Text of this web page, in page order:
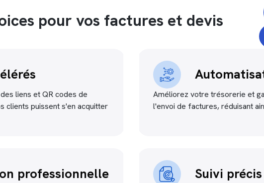
pour vos factures et devis
liens et QR codes de
clients puissent s'en acquitter
Améliorez votre trésorerie et
l'envoi de factures, réduisant
professionnelle Suivi